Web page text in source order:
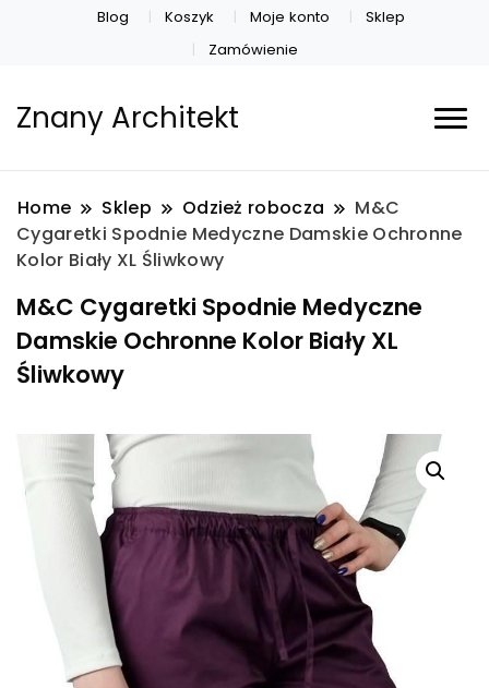
Blog Koszyk Moje konto
Sklep
Zamówienie
Znany Architekt
Home Sklep Odzież robocza
M&C
Cygaretki Spodnie Medyczne Damskie Ochronne
Kolor Biały XL Śliwkowy
M&C Cygaretki Spodnie Medyczne
Damskie Ochronne Kolor Biały XL
Śliwkowy